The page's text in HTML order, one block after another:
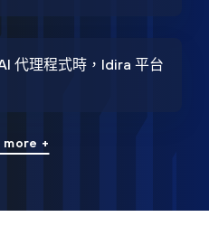
代理程式時，Idira 平台
more +